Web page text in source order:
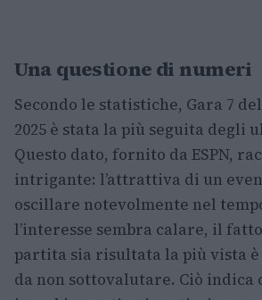
Una questione di numeri
Secondo le statistiche, Gara 7
2025 è stata la più seguita degli
Questo dato, fornito da ESPN,
intrigante: l’attrattiva di un
oscillare notevolmente nel
l’interesse sembra calare, il
partita sia risultata la più vista è
da non sottovalutare. Ciò indica